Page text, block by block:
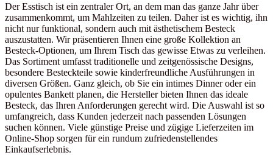
Der Esstisch ist ein zentraler Ort, an dem man das ganze Jahr über
zusammenkommt, um Mahlzeiten zu teilen. Daher ist es wichtig, ihn
nicht nur funktional, sondern auch mit ästhetischem Besteck
auszustatten. Wir präsentieren Ihnen eine große Kollektion an
Besteck-Optionen, um Ihrem Tisch das gewisse Etwas zu verleihen.
Das Sortiment umfasst traditionelle und zeitgenössische Designs,
besondere Besteckteile sowie kinderfreundliche Ausführungen in
diversen Größen. Ganz gleich, ob Sie ein intimes Dinner oder ein
opulentes Bankett planen, die Hersteller bieten Ihnen das ideale
Besteck, das Ihren Anforderungen gerecht wird. Die Auswahl ist so
umfangreich, dass Kunden jederzeit nach passenden Lösungen
suchen können. Viele günstige Preise und zügige Lieferzeiten im
Online-Shop sorgen für ein rundum zufriedenstellendes
Einkaufserlebnis.